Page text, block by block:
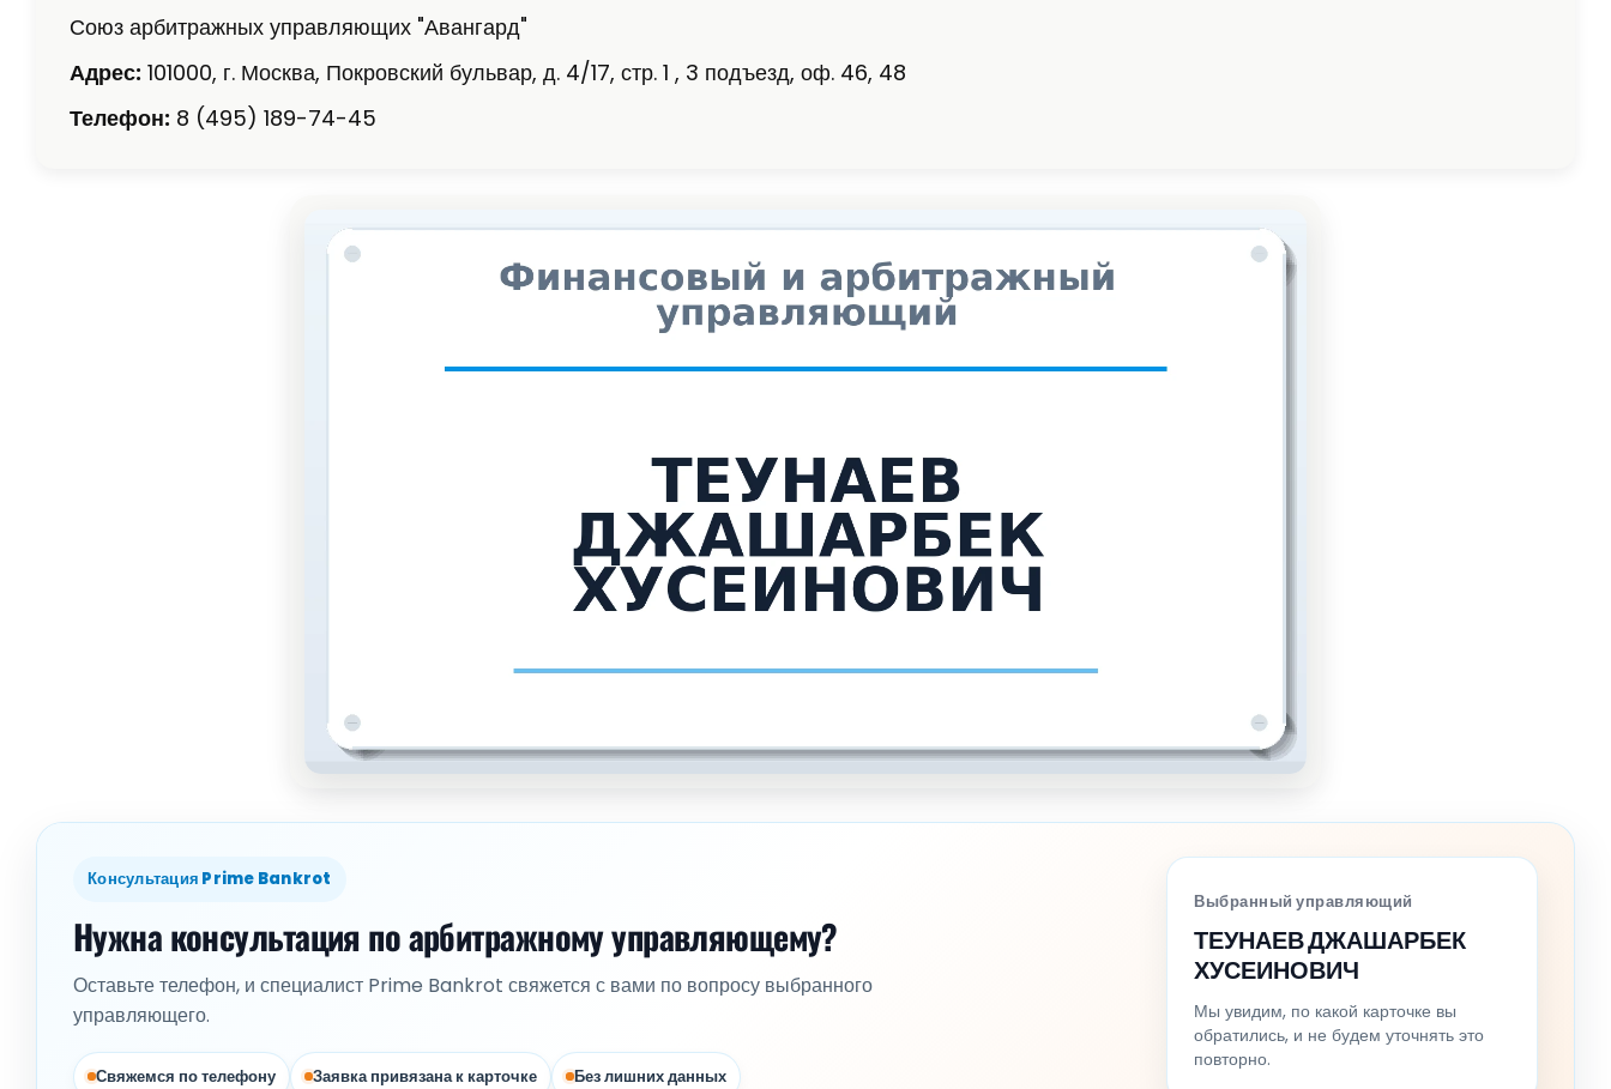
Союз арбитражных управляющих "Авангард"
Адрес: 101000, г. Москва, Покровский бульвар, д. 4/17, стр. 1 , 3 подъезд, оф. 46, 48
Телефон: 8 (495) 189-74-45
Консультация Prime Bankrot
Нужна консультация по арбитражному управляющему?
Оставьте телефон, и специалист Prime Bankrot свяжется с вами по вопросу выбранного
управляющего.
Свяжемся по телефону Заявка привязана к карточке Без лишних данных
Выбранный управляющий
ТЕУНАЕВ ДЖАШАРБЕК
ХУСЕИНОВИЧ
Мы увидим, по какой карточке вы
обратились, и не будем уточнять это
повторно.